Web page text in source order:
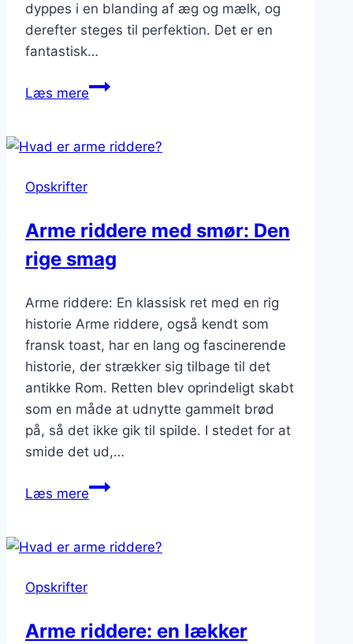
dyppes i en blanding af æg og mælk, og
derefter steges til perfektion. Det er en
fantastisk…
Læs mereArme
sirup:
Opskrifter
Arme riddere med smør: Den
rige smag
Arme riddere: En klassisk ret med en rig
historie Arme riddere, også kendt som
fransk toast, har en lang og fascinerende
historie, der strækker sig tilbage til det
antikke Rom. Retten blev oprindeligt skabt
som en måde at udnytte gammelt brød
på, så det ikke gik til spilde. I stedet for at
smide det ud,…
Læs mereArme
smør:
Opskrifter
Arme riddere: en lækker